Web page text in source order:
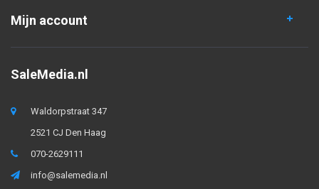
Mijn account
SaleMedia.nl
Waldorpstraat 347
2521 CJ Den Haag
070-2629111
info@salemedia.nl